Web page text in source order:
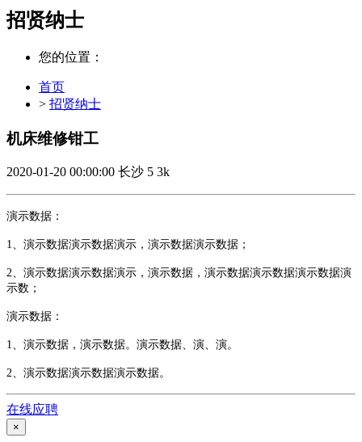
招贤纳士
您的位置：
首页
> 招贤纳士
机床维修钳工
2020-01-20 00:00:00 长沙 5 3k
演示数据：
1、演示数据演示数据演示，演示数据演示数据；
2、演示数据演示数据演示，演示数据，演示数据演示数据演示数据演
示数；
演示数据：
1、演示数据，演示数据。演示数据、演、演。
2、演示数据演示数据演示数据。
在线应聘
×